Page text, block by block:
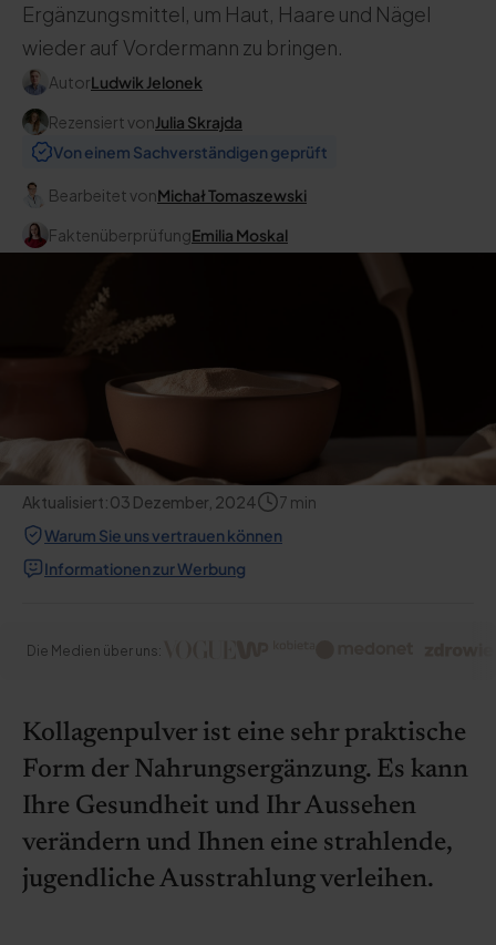
Ergänzungsmittel, um Haut, Haare und Nägel
wieder auf Vordermann zu bringen.
AutorLudwik Jelonek
Rezensiert vonJulia Skrajda
Von einem Sachverständigen geprüft
Bearbeitet vonMichał Tomaszewski
FaktenüberprüfungEmilia Moskal
Aktualisiert:03 Dezember, 2024 7 min
Warum Sie uns vertrauen können
Informationen zur Werbung
Die Medien über uns:
Kollagenpulver ist eine sehr praktische
Form der Nahrungsergänzung. Es kann
Ihre Gesundheit und Ihr Aussehen
verändern und Ihnen eine strahlende,
jugendliche Ausstrahlung verleihen.